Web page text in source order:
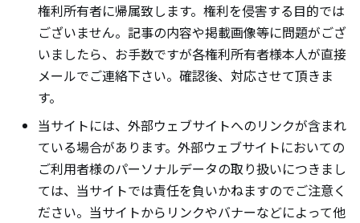
権利所有者に帰属致します。権利を侵害する目的では
ございません。記事の内容や掲載画像等に問題がござ
いましたら、お手数ですが各権利所有者様本人が直接
メールでご連絡下さい。確認後、対応させて頂きま
す。
当サイトには、外部ウェブサイトへのリンクが含まれ
ている場合があります。外部ウェブサイトにおいての
ご利用者様のパーソナルデータの取り扱いにつきまし
ては、当サイトでは責任を負いかねますのでご注意く
ださい。当サイトからリンクやバナーなどによって他